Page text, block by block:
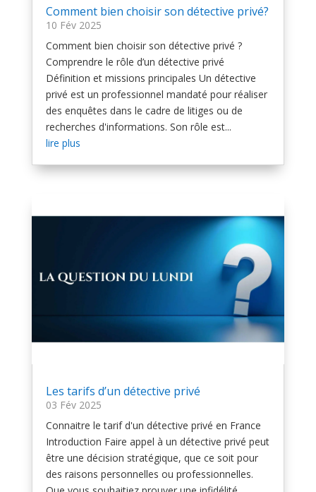
Comment bien choisir son détective privé?
10 Fév 2025
Comment bien choisir son détective privé ?
Comprendre le rôle d’un détective privé
Définition et missions principales Un détective
privé est un professionnel mandaté pour réaliser
des enquêtes dans le cadre de litiges ou de
recherches d'informations. Son rôle est...
lire plus
Les tarifs d’un détective privé
03 Fév 2025
Connaitre le tarif d'un détective privé en France
Introduction Faire appel à un détective privé peut
être une décision stratégique, que ce soit pour
des raisons personnelles ou professionnelles.